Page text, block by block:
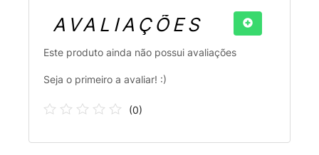
AVALIAÇÕES
Este produto ainda não possui avaliações
Seja o primeiro a avaliar! :)
(0)